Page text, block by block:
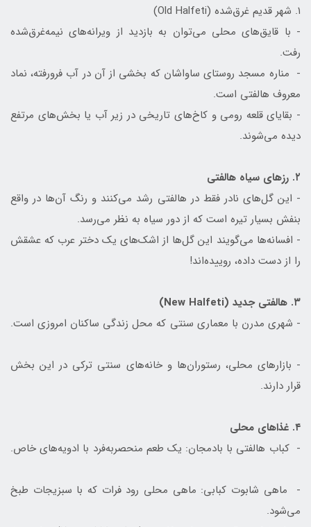
۱. شهر قدیم غرق‌شده (Old Halfeti)
- با قایق‌های محلی می‌توان به بازدید از ویرانه‌های نیمه‌غرق‌شده
رفت.
- مناره مسجد روستای ساواشان که بخشی از آن در آب فرورفته، نماد
معروف هالفتی است.
- بقایای قلعه رومی و کاخ‌های تاریخی در زیر آب یا بخش‌های مرتفع
دیده می‌شوند.
۲. رزهای سیاه هالفتی
- این گل‌های نادر فقط در هالفتی رشد می‌کنند و رنگ آن‌ها در واقع
بنفش بسیار تیره است که از دور سیاه به نظر می‌رسد.
- افسانه‌ها می‌گویند این گل‌ها از اشک‌های یک دختر عرب که عشقش
را از دست داده، روییده‌اند!
۳. هالفتی جدید (New Halfeti)
- شهری مدرن با معماری سنتی که محل زندگی ساکنان امروزی است.
- بازارهای محلی، رستوران‌ها و خانه‌های سنتی ترکی در این بخش
قرار دارند.
۴. غذاهای محلی
- کباب هالفتی با بادمجان: یک طعم منحصربه‌فرد با ادویه‌های خاص.
- ماهی شابوت کبابی: ماهی محلی رود فرات که با سبزیجات طبخ
می‌شود.